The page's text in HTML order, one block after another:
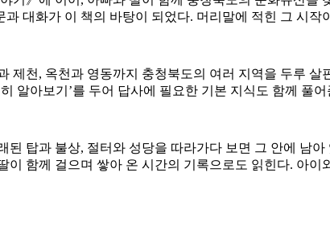
대화가 이 책의 바탕이 되었다. 머리말에 적힌 그 시작
제천, 옥천과 영동까지 충청북도의 여러 지역을 두루
알아보기’를 두어 답사에 필요한 기본 지식도 함께 풀
탑과 불상, 절터와 성당을 따라가다 보면 그 안에 남
함께 걸으며 쌓아 온 시간의 기록으로도 읽힌다. 아